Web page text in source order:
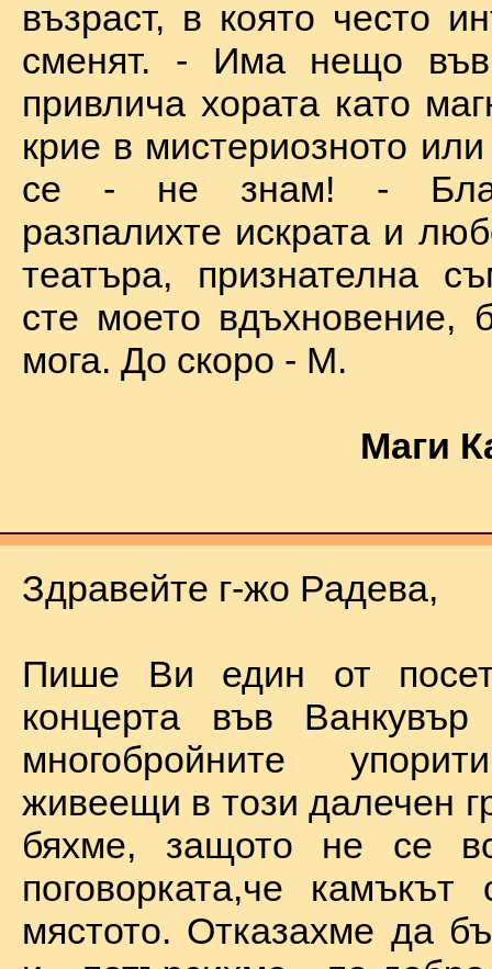
възраст, в която често
сменят. - Има нещо във
привлича хората като
крие в мистериозното
се - не знам! -
разпалихте искрата и
театъра, признателна
сте моето вдъхновение,
мога. До скоро - М.
Маги
Здравейте г-жо Радева,
Пише Ви един от
концерта във
многобройните
живеещи в този далечен
бяхме, защото не се
поговорката,че
мястото. Отказахме да